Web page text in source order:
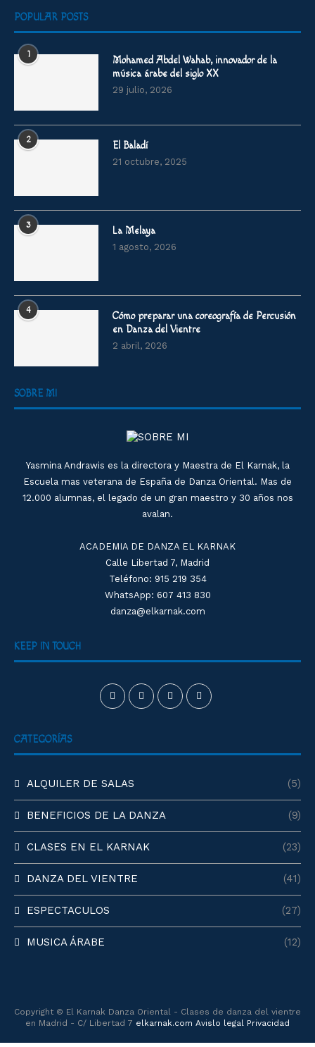
POPULAR POSTS
1
Mohamed Abdel Wahab, innovador de la
música árabe del siglo XX
29 julio, 2026
2
El Baladí
21 octubre, 2025
3
La Melaya
1 agosto, 2026
4
Cómo preparar una coreografía de Percusión
en Danza del Vientre
2 abril, 2026
SOBRE MI
Yasmina Andrawis es la directora y Maestra de El Karnak, la
Escuela mas veterana de España de Danza Oriental. Mas de
12.000 alumnas, el legado de un gran maestro y 30 años nos
avalan.
ACADEMIA DE DANZA EL KARNAK
Calle Libertad 7, Madrid
Teléfono: 915 219 354
WhatsApp: 607 413 830
danza@elkarnak.com
KEEP IN TOUCH
CATEGORÍAS
ALQUILER DE SALAS (5)
BENEFICIOS DE LA DANZA (9)
CLASES EN EL KARNAK (23)
DANZA DEL VIENTRE (41)
ESPECTACULOS (27)
MUSICA ÁRABE (12)
Copyright © El Karnak Danza Oriental - Clases de danza del vientre
en Madrid - C/ Libertad 7 elkarnak.com Avislo legal Privacidad